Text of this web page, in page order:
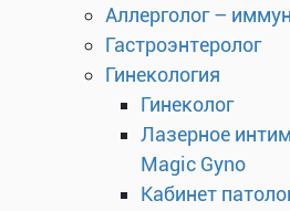
Аллерголог –
Гастроэнтеролог
Гинекология
Гинеколог
Лазерное
Magic Gyno
Кабинет